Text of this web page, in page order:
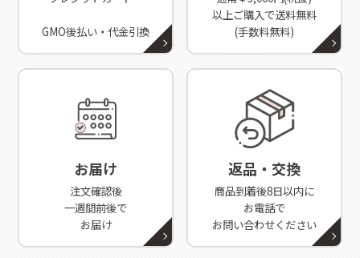
GMO後払い・代金引換
以上ご購入で送料無料
(手数料無料)
お届け
注文確認後
一週間前後で
お届け
返品・交換
商品到着後8日以内に
お電話で
お問い合わせください